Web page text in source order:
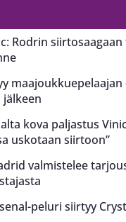
Rodrin
maajoukkuepelaajan
kova paljastus
uskotaan siirtoon”
valmistelee
peluri siirtyy